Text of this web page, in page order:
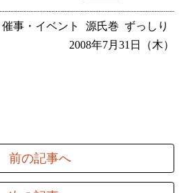
事・イベント 源氏巻 ずっしり
2008年7月31日（木）
前の記事へ